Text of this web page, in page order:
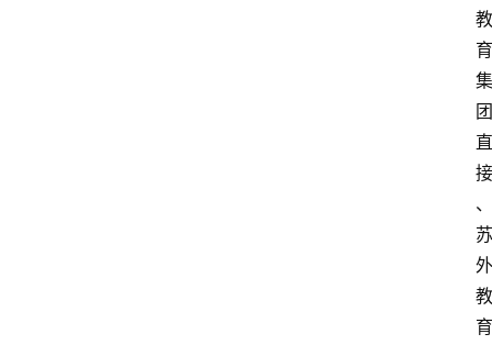
教
育
集
团
直
接
、
苏
外
教
育